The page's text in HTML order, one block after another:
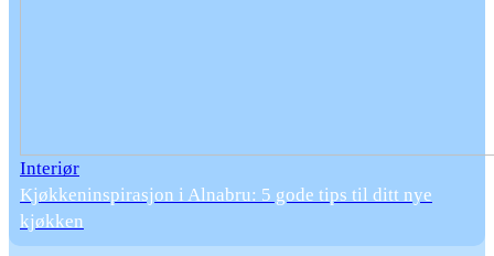
Interiør
Kjøkkeninspirasjon i Alnabru: 5 gode tips til ditt nye
kjøkken